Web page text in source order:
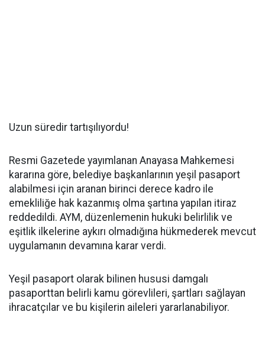
Uzun süredir tartışılıyordu!
Resmi Gazetede yayımlanan Anayasa Mahkemesi
kararına göre, belediye başkanlarının yeşil pasaport
alabilmesi için aranan birinci derece kadro ile
emekliliğe hak kazanmış olma şartına yapılan itiraz
reddedildi. AYM, düzenlemenin hukuki belirlilik ve
eşitlik ilkelerine aykırı olmadığına hükmederek mevcut
uygulamanın devamına karar verdi.
Yeşil pasaport olarak bilinen hususi damgalı
pasaporttan belirli kamu görevlileri, şartları sağlayan
ihracatçılar ve bu kişilerin aileleri yararlanabiliyor.